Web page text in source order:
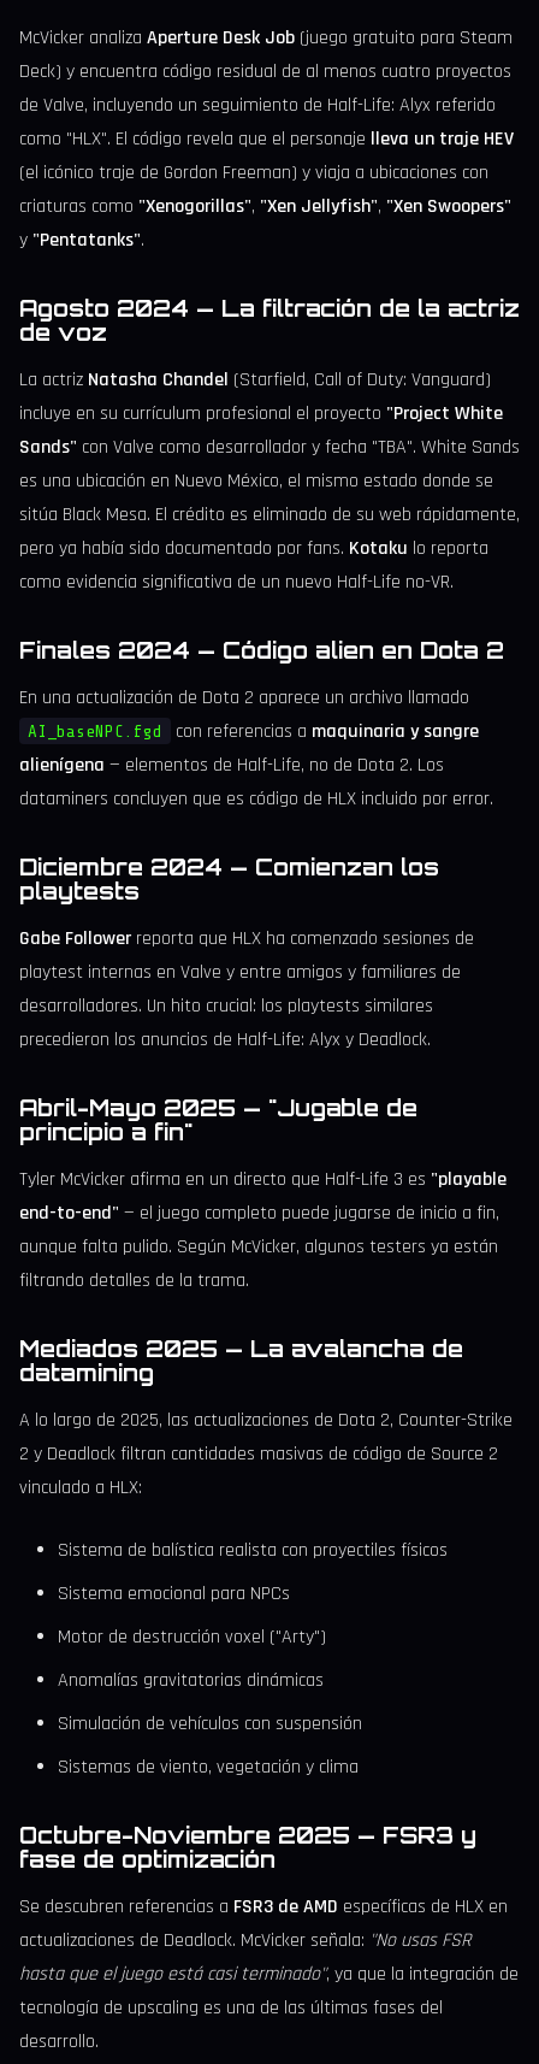
McVicker analiza Aperture Desk Job (juego gratuito para Steam
Deck) y encuentra código residual de al menos cuatro proyectos
de Valve, incluyendo un seguimiento de Half-Life: Alyx referido
como "HLX". El código revela que el personaje lleva un traje HEV
(el icónico traje de Gordon Freeman) y viaja a ubicaciones con
criaturas como "Xenogorillas", "Xen Jellyfish", "Xen Swoopers"
y "Pentatanks".
Agosto 2024 — La filtración de la actriz
de voz
La actriz Natasha Chandel (Starfield, Call of Duty: Vanguard)
incluye en su currículum profesional el proyecto "Project White
Sands" con Valve como desarrollador y fecha "TBA". White Sands
es una ubicación en Nuevo México, el mismo estado donde se
sitúa Black Mesa. El crédito es eliminado de su web rápidamente,
pero ya había sido documentado por fans. Kotaku lo reporta
como evidencia significativa de un nuevo Half-Life no-VR.
Finales 2024 — Código alien en Dota 2
En una actualización de Dota 2 aparece un archivo llamado
AI_baseNPC.fgd con referencias a maquinaria y sangre
alienígena — elementos de Half-Life, no de Dota 2. Los
dataminers concluyen que es código de HLX incluido por error.
Diciembre 2024 — Comienzan los
playtests
Gabe Follower reporta que HLX ha comenzado sesiones de
playtest internas en Valve y entre amigos y familiares de
desarrolladores. Un hito crucial: los playtests similares
precedieron los anuncios de Half-Life: Alyx y Deadlock.
Abril-Mayo 2025 — "Jugable de
principio a fin"
Tyler McVicker afirma en un directo que Half-Life 3 es "playable
end-to-end" — el juego completo puede jugarse de inicio a fin,
aunque falta pulido. Según McVicker, algunos testers ya están
filtrando detalles de la trama.
Mediados 2025 — La avalancha de
datamining
A lo largo de 2025, las actualizaciones de Dota 2, Counter-Strike
2 y Deadlock filtran cantidades masivas de código de Source 2
vinculado a HLX:
Sistema de balística realista con proyectiles físicos
Sistema emocional para NPCs
Motor de destrucción voxel ("Arty")
Anomalías gravitatorias dinámicas
Simulación de vehículos con suspensión
Sistemas de viento, vegetación y clima
Octubre-Noviembre 2025 — FSR3 y
fase de optimización
Se descubren referencias a FSR3 de AMD específicas de HLX en
actualizaciones de Deadlock. McVicker señala: "No usas FSR
hasta que el juego está casi terminado", ya que la integración de
tecnología de upscaling es una de las últimas fases del
desarrollo.